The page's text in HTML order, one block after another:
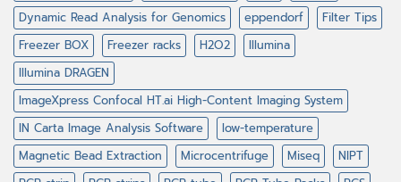
Dynamic Read Analysis for Genomics
eppendorf
Filter Tips
Freezer BOX
Freezer racks H2O2
Illumina
Illumina DRAGEN
ImageXpress Confocal HT.ai High-Content Imaging System
IN Carta Image Analysis Software
low-temperature
Magnetic Bead Extraction
Microcentrifuge Miseq
NIPT